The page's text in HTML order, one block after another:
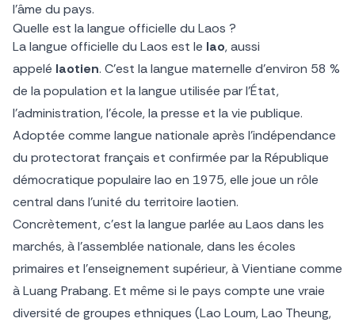
l’âme du pays.
Quelle est la langue officielle du Laos ?
La langue officielle du Laos est le lao, aussi
appelé laotien. C’est la langue maternelle d’environ 58 %
de la population et la langue utilisée par l’État,
l’administration, l’école, la presse et la vie publique.
Adoptée comme langue nationale après l’indépendance
du protectorat français et confirmée par la République
démocratique populaire lao en 1975, elle joue un rôle
central dans l’unité du territoire laotien.
Concrètement, c’est la langue parlée au Laos dans les
marchés, à l’assemblée nationale, dans les écoles
primaires et l’enseignement supérieur, à Vientiane comme
à Luang Prabang. Et même si le pays compte une vraie
diversité de groupes ethniques (Lao Loum, Lao Theung,